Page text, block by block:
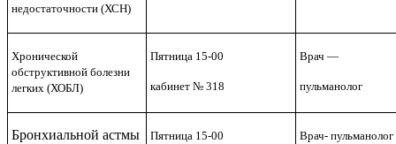
недостаточности (ХСН)
Хронической
обструктивной болезни
легких (ХОБЛ)
Пятница 15-00
кабинет № 318
Врач —
пульманолог
Бронхиальной астмы Пятница 15-00 Врач- пульманолог